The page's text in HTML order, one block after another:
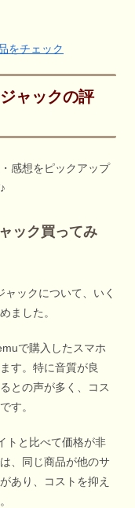
ャックの評
感想をピックアップ
ック買ってみ
ックについて、いく
ました。
で購入したスマホ
す。特に音質が良
との声が多く、コス
す。
トと比べて価格が非
、同じ商品が他のサ
あり、コストを抑え